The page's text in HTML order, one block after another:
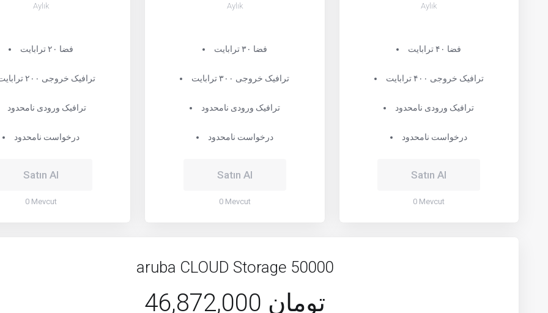
Aylık
فضا ۲۰ ترابایت
ترافیک خروجی ۲۰۰ ترابایت
ترافیک ورودی نامحدود
درخواست نامحدود
Satın Al
0 Mevcut
Aylık
فضا ۳۰ ترابایت
ترافیک خروجی ۳۰۰ ترابایت
ترافیک ورودی نامحدود
درخواست نامحدود
Satın Al
0 Mevcut
Aylık
فضا ۴۰ ترابایت
ترافیک خروجی ۴۰۰ ترابایت
ترافیک ورودی نامحدود
درخواست نامحدود
Satın Al
0 Mevcut
aruba CLOUD Storage 50000
46,872,000 تومان